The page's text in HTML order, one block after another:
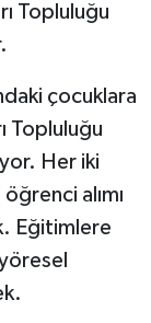
Topluluğu
çocuklara
Topluluğu
Her iki
alımı
Eğitimlere